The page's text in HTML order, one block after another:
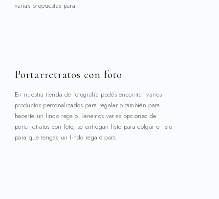
varias propuestas para…
Portarretratos con foto
En nuestra tienda de fotografía podés encontrar varios
productos personalizados para regalar o también para
hacerte un lindo regalo. Tenemos varias opciones de
portarretratos con foto, se entregan listo para colgar o listo
para que tengas un lindo regalo para…